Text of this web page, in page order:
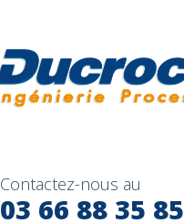
Contactez-nous au
03 66 88 35 85